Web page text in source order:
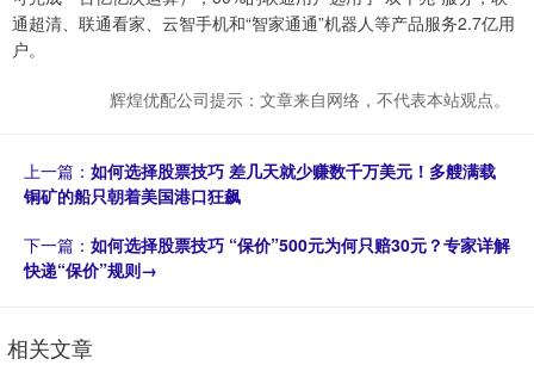
通超清、联通看家、云智手机和“智家通通”机器人等产品服务2.7亿用
户。
辉煌优配公司提示：文章来自网络，不代表本站观点。
上一篇： 如何选择股票技巧 差几天就少赚数千万美元！多艘满载
铜矿的船只朝着美国港口狂飙
下一篇： 如何选择股票技巧 “保价”500元为何只赔30元？专家详解
快递“保价”规则→
相关文章